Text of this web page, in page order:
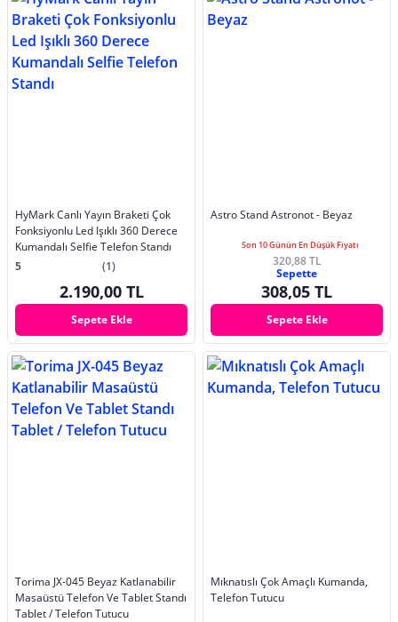
HyMark Canlı Yayın Braketi Çok
Fonksiyonlu Led Işıklı 360 Derece
Kumandalı Selfie Telefon Standı
5
(1)
2.190,00 TL
Sepete Ekle
Astro Stand Astronot - Beyaz
Son 10 Günün En Düşük Fiyatı
320,88 TL
Sepette
308,05 TL
Sepete Ekle
Torima JX-045 Beyaz Katlanabilir
Masaüstü Telefon Ve Tablet Standı
Tablet / Telefon Tutucu
Mıknatıslı Çok Amaçlı Kumanda,
Telefon Tutucu